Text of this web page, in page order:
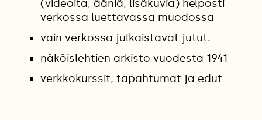
(videoita, ääniä, lisäkuvia) helposti
verkossa luettavassa muodossa
vain verkossa julkaistavat jutut.
näköislehtien arkisto vuodesta 1941
verkkokurssit, tapahtumat ja edut